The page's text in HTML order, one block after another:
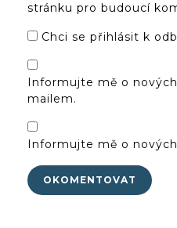
stránku pro budoucí
Chci se přihlásit k
Informujte mě o
mailem.
Informujte mě o